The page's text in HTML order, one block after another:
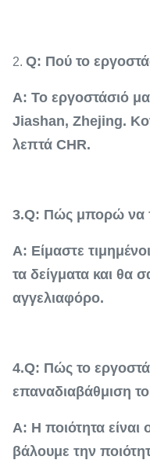
2. Q: Πού το
Α: Το εργοστάσιό
Jiashan, Zhejing.
λεπτά CHR.
3.Q: Πώς μπορώ να
Α: Είμαστε
τα δείγματα και θα
αγγελιαφόρο.
4.Q: Πώς το
επαναδιαβάθμιση
Α: Η ποιότητα είναι
βάλουμε την